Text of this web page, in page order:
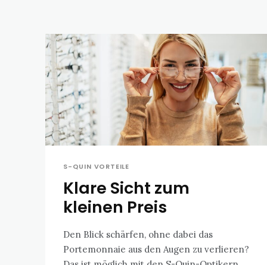
S-QUIN VORTEILE
Klare Sicht zum
kleinen Preis
Den Blick schärfen, ohne dabei das
Portemonnaie aus den Augen zu verlieren?